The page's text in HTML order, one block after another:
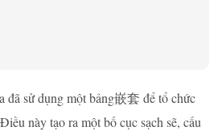
đã sử dụng một bảng嵌套 để tổ chức
này tạo ra một bố cục sạch sẽ, cấu